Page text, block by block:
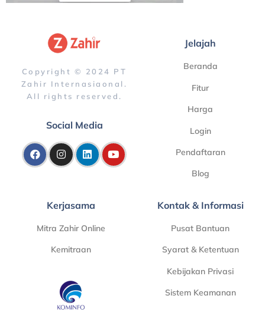
Copyright © 2024 PT
Zahir Internasiaonal.
All rights reserved.
Social Media
Jelajah
Beranda
Fitur
Harga
Login
Pendaftaran
Blog
Kerjasama
Mitra Zahir Online
Kemitraan
Kontak & Informasi
Pusat Bantuan
Syarat & Ketentuan
Kebijakan Privasi
Sistem Keamanan